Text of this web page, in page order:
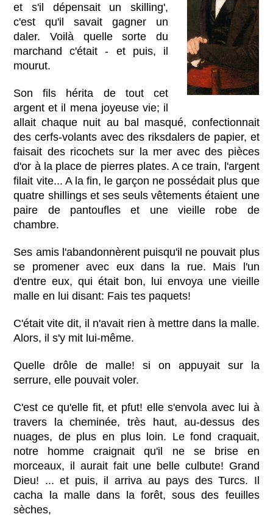
et s'il dépensait un skilling',
c'est qu'il savait gagner un
daler. Voilà quelle sorte du
marchand c'était - et puis, il
mourut.
Son fils hérita de tout cet
argent et il mena joyeuse vie; il
allait chaque nuit au bal masqué, confectionnait
des cerfs-volants avec des riksdalers de papier, et
faisait des ricochets sur la mer avec des pièces
d'or à la place de pierres plates. A ce train, l'argent
filait vite... A la fin, le garçon ne possédait plus que
quatre shillings et ses seuls vêtements étaient une
paire de pantoufles et une vieille robe de
chambre.
Ses amis l'abandonnèrent puisqu'il ne pouvait plus
se promener avec eux dans la rue. Mais l'un
d'entre eux, qui était bon, lui envoya une vieille
malle en lui disant: Fais tes paquets!
C'était vite dit, il n'avait rien à mettre dans la malle.
Alors, il s'y mit lui-même.
Quelle drôle de malle! si on appuyait sur la
serrure, elle pouvait voler.
C'est ce qu'elle fit, et pfut! elle s'envola avec lui à
travers la cheminée, très haut, au-dessus des
nuages, de plus en plus loin. Le fond craquait,
notre homme craignait qu'il ne se brise en
morceaux, il aurait fait une belle culbute! Grand
Dieu! ... et puis, il arriva au pays des Turcs. Il
cacha la malle dans la forêt, sous des feuilles
sèches,